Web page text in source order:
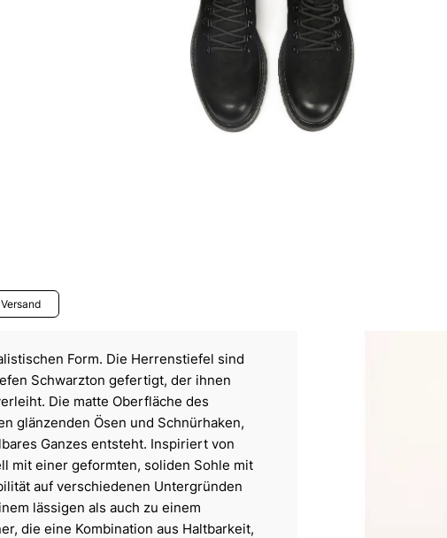
Versand
Form. Die Herrenstiefel sind
Schwarzton gefertigt, der ihnen
Die matte Oberfläche des
glänzenden Ösen und Schnürhaken,
Ganzes entsteht. Inspiriert von
mit einer geformten, soliden Sohle mit
auf verschiedenen Untergründen
lässigen als auch zu einem
die eine Kombination aus Haltbarkeit,